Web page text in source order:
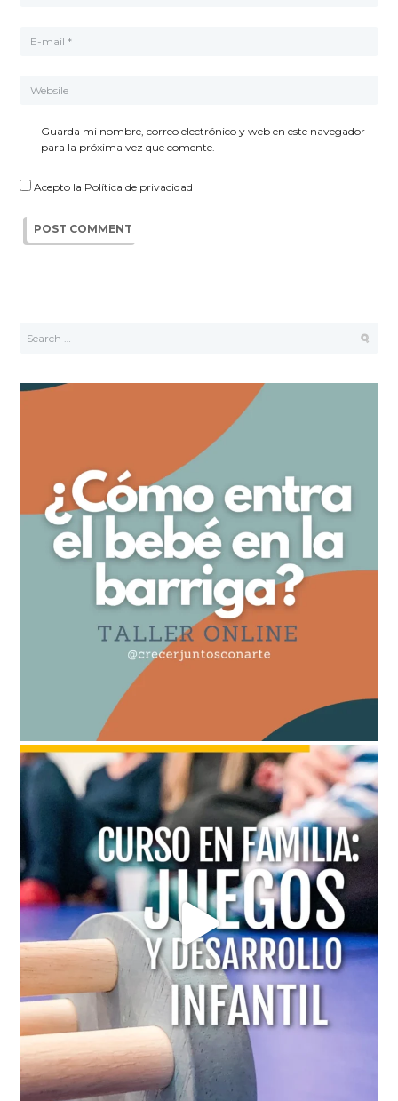
Guarda mi nombre, correo electrónico y web en este navegador
para la próxima vez que comente.
Acepto la Política de privacidad